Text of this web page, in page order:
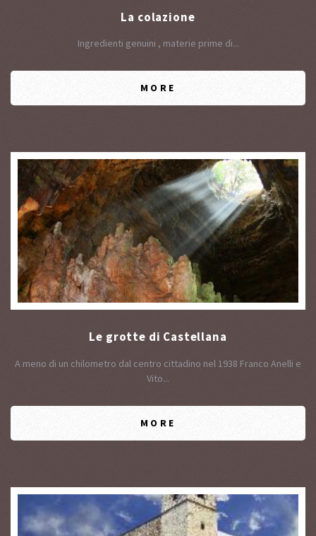
La colazione
Ingredienti genuini , materie prime di...
MORE
Le grotte di Castellana
A meno di un chilometro dal centro cittadino nel 1938 Franco Anelli e
Vito...
MORE